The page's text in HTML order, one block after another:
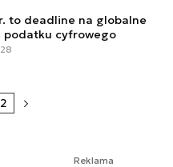
to deadline na globalne
podatku cyfrowego
2
Reklama